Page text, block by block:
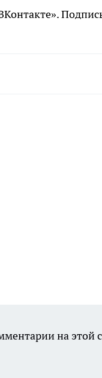
на этой